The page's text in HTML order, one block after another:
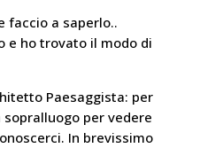
faccio a saperlo..
e ho trovato il modo di
Paesaggista: per
per vedere
In brevissimo